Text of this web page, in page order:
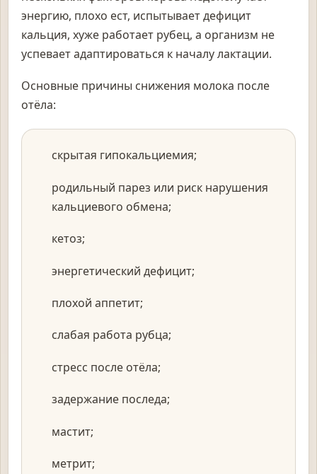
энергию, плохо ест, испытывает дефицит
кальция, хуже работает рубец, а организм не
успевает адаптироваться к началу лактации.
Основные причины снижения молока после
отёла:
скрытая гипокальциемия;
родильный парез или риск нарушения
кальциевого обмена;
кетоз;
энергетический дефицит;
плохой аппетит;
слабая работа рубца;
стресс после отёла;
задержание последа;
мастит;
метрит;